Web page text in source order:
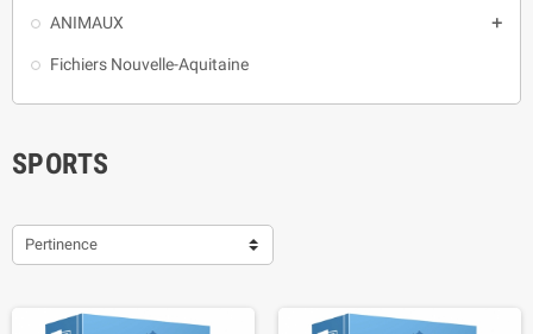
ANIMAUX 
Fichiers Nouvelle-Aquitaine
SPORTS
Pertinence